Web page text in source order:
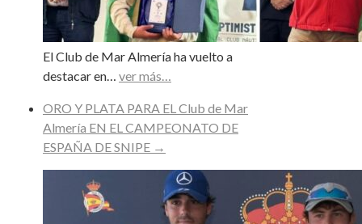
El Club de Mar Almería ha vuelto a
destacar en… ver más…
ORO Y PLATA PARA EL Club de Mar
Almería EN EL CAMPEONATO DE
ESPAÑA DE SNIPE →